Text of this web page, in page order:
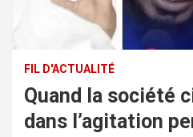
FIL D'ACTUALITÉ
Quand la société
dans l’agitation